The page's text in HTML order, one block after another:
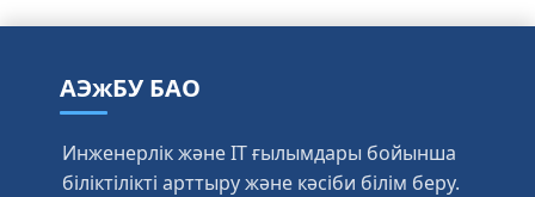
АЭжБУ БАО
Инженерлік және IT ғылымдары бойынша
біліктілікті арттыру және кәсіби білім беру.